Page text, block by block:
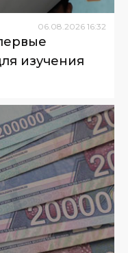
06.08.2026 16:32
изучения